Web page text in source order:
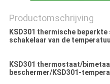
Productomschrijving
KSD301 thermische
schakelaar van de
KSD301 thermostaat/
beschermer/KSD301-